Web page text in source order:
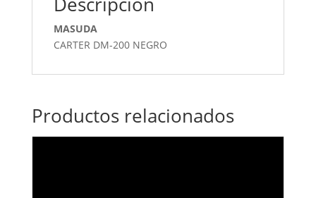
MASUDA
CARTER DM-200 NEGRO
Productos relacionados